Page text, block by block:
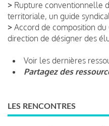
> Rupture conventionnelle
territoriale, un guide syndical
> Accord de composition
direction de désigner des
Voir les dernières
Partagez des
LES RENCONTRES